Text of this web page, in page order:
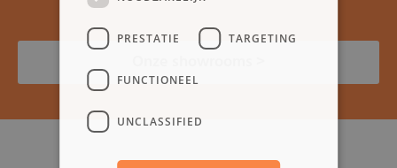
PRESTATIE TARGETING
FUNCTIONEEL
UNCLASSIFIED